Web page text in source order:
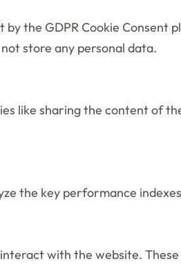
by the GDPR Cookie Consent
store any personal data.
like sharing the content of
the key performance
with the website.